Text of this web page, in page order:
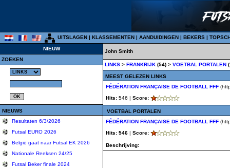
UITSLAGEN | KLASSEMENTEN | AANDUIDINGEN | BEKERS |
NIEUW
ZOEKEN
NIEUWS
Resultaten 6/3/2026
Futsal EURO 2026
België gaat naar Futsal EK 2026
Nationale Reeksen 24/25
Futsal Beker finale 2024
John Smith
LINKS > FRANKRIJK (54) > VOETBAL PORTALEN
MEEST GELEZEN LINKS
FÉDÉRATION FRANÇAISE DE FOOTBALL FFF
Hits: 546 | Score:
VOETBAL PORTALEN
FÉDÉRATION FRANÇAISE DE FOOTBALL FFF
Hits: 546 | Score:
Beschrijving: